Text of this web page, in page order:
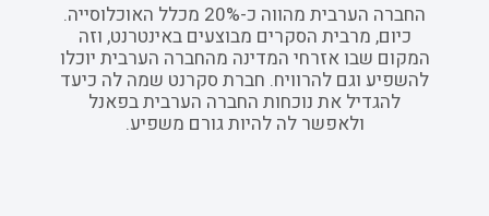
החברה הערבית מהווה כ-20% מכלל האוכלוסייה.
כיום, מרבית הסקרים מבוצעים באינטרנט, וזה
המקום שבו אזרחי המדינה מהחברה הערבית יוכלו
להשפיע וגם להרוויח. חברת סקרנט שמה לה כיעד
להגדיל את נוכחות החברה הערבית בפאנל
ולאפשר לה להיות גורם משפיע.